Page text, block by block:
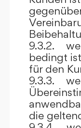
9.3.2.
bedingt
für den
9.3.3.
die